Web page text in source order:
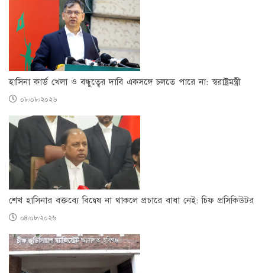
হাসিনা কার্ড খেলা ও বন্ধুত্বের দাবি একসঙ্গে চলতে পারে না: স্বরাষ্ট্রমন্ত্রী
০৮/০৮/২০২৬
শেখ হাসিনার বক্তব্যে বিদ্বেষ না থাকলে প্রচারে বাধা নেই: চিফ প্রসিকিউটর
০৪/০৮/২০২৬